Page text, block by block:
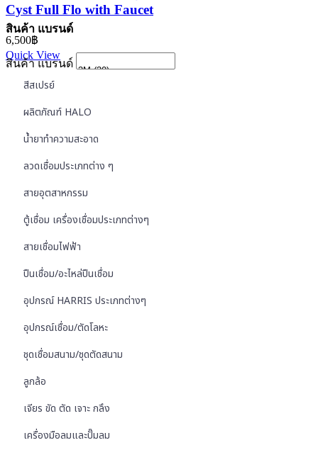
Cyst Full Flo with Faucet
6,500฿
Quick View
สินค้า แบรนด์
สินค้า แบรนด์
สีสเปรย์
ผลิตภัณฑ์ HALO
น้ำยาทำความสะอาด
ลวดเชื่อมประเภทต่าง ๆ
สายอุตสาหกรรม
ตู้เชื่อม เครื่องเชื่อมประเภทต่างๆ
สายเชื่อมไฟฟ้า
ปืนเชื่อม/อะไหล่ปืนเชื่อม
อุปกรณ์ HARRIS ประเภทต่างๆ
อุปกรณ์เชื่อม/ตัดโลหะ
ชุดเชื่อมสนาม/ชุดตัดสนาม
ลูกล้อ
เจียร ขัด ตัด เจาะ กลึง
เครื่องมือลมและปั๊มลม